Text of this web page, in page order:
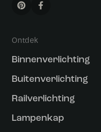
Ontdek
Binnenverlichting
Buitenverlichting
Railverlichting
Lampenkap